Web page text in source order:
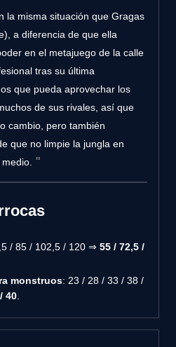
la misma situación que Gragas
a diferencia de que ella
en el metajuego de la calle
tras su última
que pueda aprovechar los
de sus rivales, así que
cambio, pero también
que no limpie la jungla en
/ 85 / 102,5 / 120 ⇒ 55 / 72,5 /
monstruos: 23 / 28 / 33 / 38 /
40